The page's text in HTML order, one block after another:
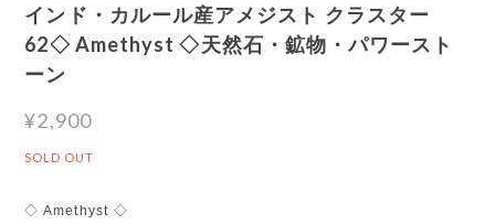
インド・カルール産アメジスト クラスター
62◇ Amethyst ◇天然石・鉱物・パワースト
ーン
¥2,900
SOLD OUT
◇ Amethyst ◇